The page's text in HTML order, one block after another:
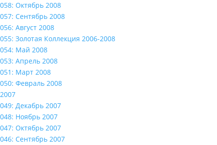
058: Октябрь 2008
057: Сентябрь 2008
056: Август 2008
055: Золотая Коллекция 2006-2008
054: Май 2008
053: Апрель 2008
051: Март 2008
050: Февраль 2008
2007
049: Декабрь 2007
048: Ноябрь 2007
047: Октябрь 2007
046: Сентябрь 2007